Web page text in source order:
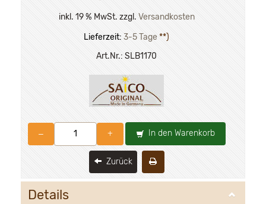
inkl. 19 % MwSt. zzgl. Versandkosten
Lieferzeit: 3-5 Tage **)
Art.Nr.: SLB1170
– + In den Warenkorb
Zurück
Details